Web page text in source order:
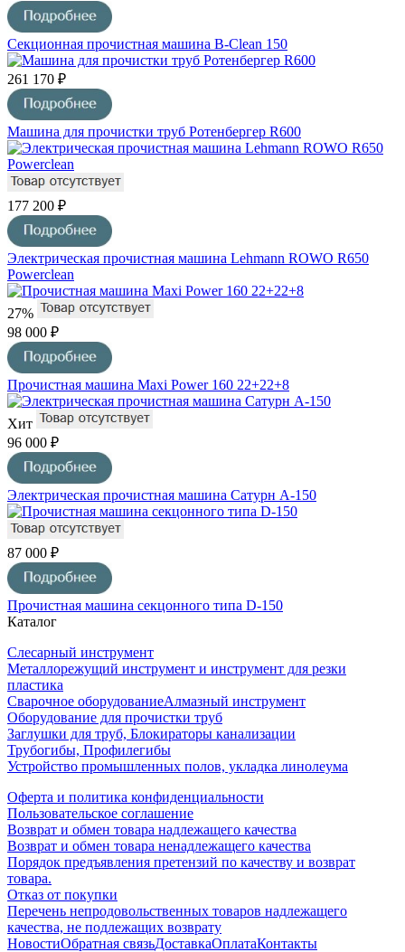
Секционная прочистная машина B-Clean 150
261 170 ₽
Машина для прочистки труб Ротенбергер R600
177 200 ₽
Электрическая прочистная машина Lehmann ROWO R650
Powerclean
27%
98 000 ₽
Прочистная машина Maxi Power 160 22+22+8
Хит
96 000 ₽
Электрическая прочистная машина Сатурн А-150
87 000 ₽
Прочистная машина секцонного типа D-150
Каталог
Слесарный инструмент
Металлорежущий инструмент и инструмент для резки
пластика
Сварочное оборудованиеАлмазный инструмент
Оборудование для прочистки труб
Заглушки для труб, Блокираторы канализации
Трубогибы, Профилегибы
Устройство промышленных полов, укладка линолеума
Оферта и политика конфиденциальности
Пользовательское соглашение
Возврат и обмен товара надлежащего качества
Возврат и обмен товара ненадлежащего качества
Порядок предъявления претензий по качеству и возврат
товара.
Отказ от покупки
Перечень непродовольственных товаров надлежащего
качества, не подлежащих возврату
НовостиОбратная связьДоставкаОплатаКонтакты